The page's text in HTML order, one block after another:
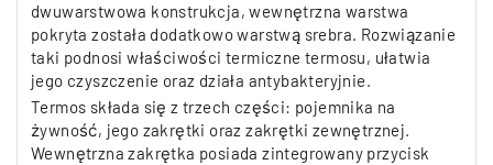
dwuwarstwowa konstrukcja, wewnętrzna warstwa
pokryta została dodatkowo warstwą srebra. Rozwiązanie
taki podnosi właściwości termiczne termosu, ułatwia
jego czyszczenie oraz działa antybakteryjnie.
Termos składa się z trzech części: pojemnika na
żywność, jego zakrętki oraz zakrętki zewnętrznej.
Wewnętrzna zakrętka posiada zintegrowany przycisk